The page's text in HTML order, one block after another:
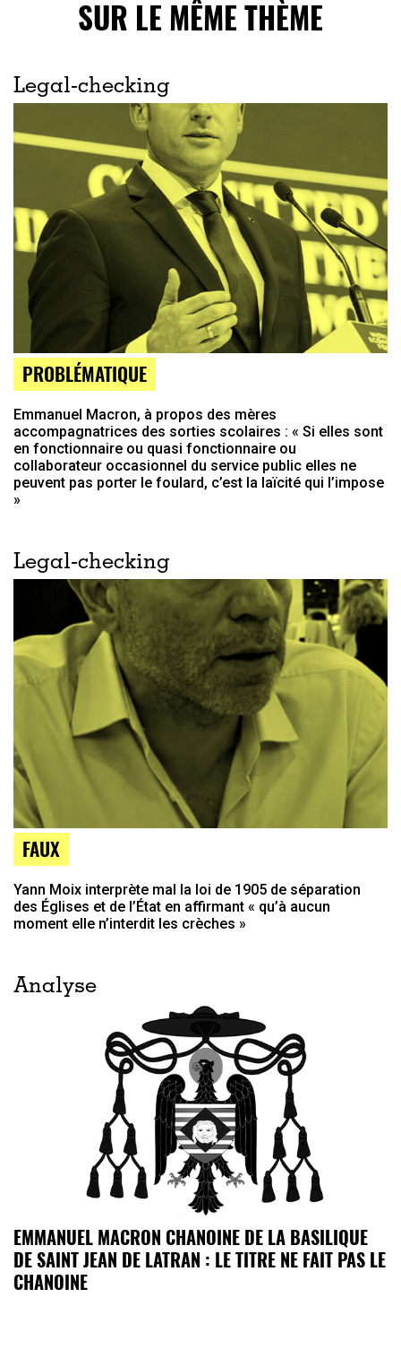
SUR LE MÊME THÈME
Legal-checking
PROBLÉMATIQUE
Emmanuel Macron, à propos des mères
accompagnatrices des sorties scolaires : « Si elles sont
en fonctionnaire ou quasi fonctionnaire ou
collaborateur occasionnel du service public elles ne
peuvent pas porter le foulard, c’est la laïcité qui l’impose
»
Legal-checking
FAUX
Yann Moix interprète mal la loi de 1905 de séparation
des Églises et de l’État en affirmant « qu’à aucun
moment elle n’interdit les crèches »
Analyse
EMMANUEL MACRON CHANOINE DE LA BASILIQUE
DE SAINT JEAN DE LATRAN : LE TITRE NE FAIT PAS LE
CHANOINE